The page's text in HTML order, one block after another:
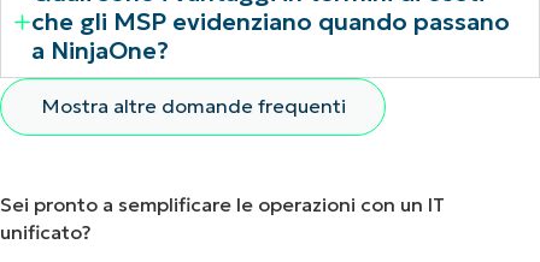
che gli MSP evidenziano quando passano
a NinjaOne?
Mostra altre domande frequenti
Sei pronto a semplificare le operazioni con un IT
unificato?